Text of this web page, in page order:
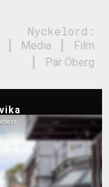
Nyckelord:
Film
Media
Pär Öberg